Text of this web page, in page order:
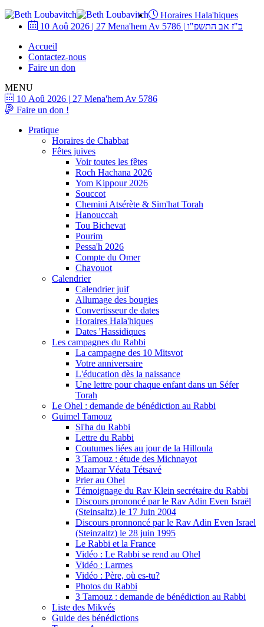
Horaires Hala'hiques
10 Aoû 2026 | 27 Mena'hem Av 5786 | כ"ז אב התשפ"ו
Accueil
Contactez-nous
Faire un don
MENU
10 Aoû 2026 | 27 Mena'hem Av 5786
Faire un don !
Pratique
Horaires de Chabbat
Fêtes juives
Voir toutes les fêtes
Roch Hachana 2026
Yom Kippour 2026
Souccot
Chemini Atsérète & Sim'hat Torah
Hanouccah
Tou Bichevat
Pourim
Pessa'h 2026
Compte du Omer
Chavouot
Calendrier
Calendrier juif
Allumage des bougies
Convertisseur de dates
Horaires Hala'hiques
Dates 'Hassidiques
Les campagnes du Rabbi
La campagne des 10 Mitsvot
Votre anniversaire
L'éducation dès la naissance
Une lettre pour chaque enfant dans un Séfer
Torah
Le Ohel : demande de bénédiction au Rabbi
Guimel Tamouz
Si'ha du Rabbi
Lettre du Rabbi
Coutumes liées au jour de la Hilloula
3 Tamouz : étude des Michnayot
Maamar Véata Tétsavé
Prier au Ohel
Témoignage du Rav Klein secrétaire du Rabbi
Discours prononcé par le Rav Adin Even Israël
(Steinsaltz) le 17 Juin 2004
Discours pronnoncé par le Rav Adin Even Israel
(Steinzaltz) le 28 juin 1995
Le Rabbi et la France
Vidéo : Le Rabbi se rend au Ohel
Vidéo : Larmes
Vidéo : Père, où es-tu?
Photos du Rabbi
3 Tamouz : demande de bénédiction au Rabbi
Liste des Mikvés
Guide des bénédictions